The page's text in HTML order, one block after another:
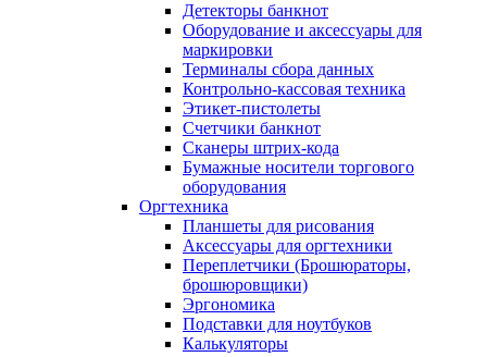
Детекторы банкнот
Оборудование и аксессуары для
маркировки
Терминалы сбора данных
Контрольно-кассовая техника
Этикет-пистолеты
Счетчики банкнот
Сканеры штрих-кода
Бумажные носители торгового
оборудования
Оргтехника
Планшеты для рисования
Аксессуары для оргтехники
Переплетчики (Брошюраторы,
брошюровщики)
Эргономика
Подставки для ноутбуков
Калькуляторы